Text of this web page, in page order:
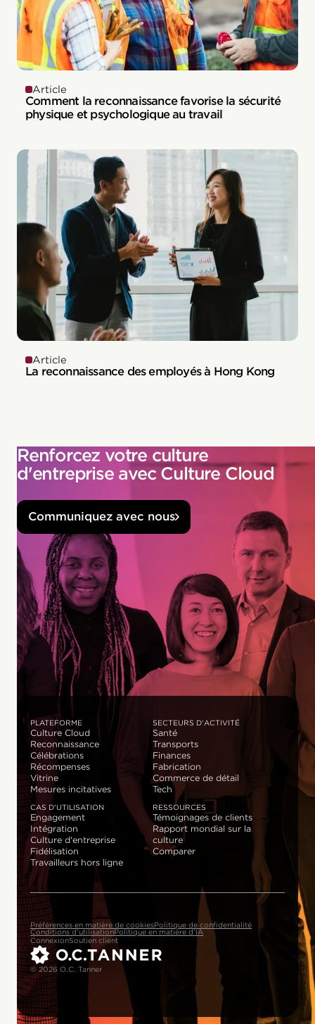
Article
Comment la reconnaissance favorise la sécurité
physique et psychologique au travail
Article
La reconnaissance des employés à Hong Kong
Renforcez votre culture
d'entreprise avec Culture Cloud
Communiquez avec nous
PLATEFORME
Culture Cloud
Reconnaissance
Célébrations
Récompenses
Vitrine
Mesures incitatives
SECTEURS D'ACTIVITÉ
Santé
Transports
Finances
Fabrication
Commerce de détail
Tech
CAS D'UTILISATION
Engagement
Intégration
Culture d'entreprise
Fidélisation
Travailleurs hors ligne
RESSOURCES
Témoignages de clients
Rapport mondial sur la
culture
Comparer
Préférences en matière de cookiesPolitique de confidentialité
Conditions d'utilisationPolitique en matière d'IA
ConnexionSoutien client
© 2026 O.C. Tanner